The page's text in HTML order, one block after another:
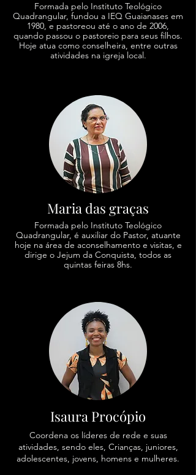
Formada pelo Instituto Teológico
Quadrangular, fundou a IEQ Guaianases em
1980, e pastoreou até o ano de 2006,
quando passou o pastoreio para seus filhos.
Hoje atua como conselheira, entre outras
atividades na igreja local.
Maria das graças
Formada pelo Instituto Teológico
Quadrangular, é auxiliar do Pastor, atuante
hoje na área de aconselhamento e visitas, e
dirige o Jejum da Conquista, todos as
quintas feiras 8hs.
Isaura Procópio
Coordena os líderes de rede e suas
atividades, sendo eles, Crianças, juniores,
adolescentes, jovens, homens e mulheres.